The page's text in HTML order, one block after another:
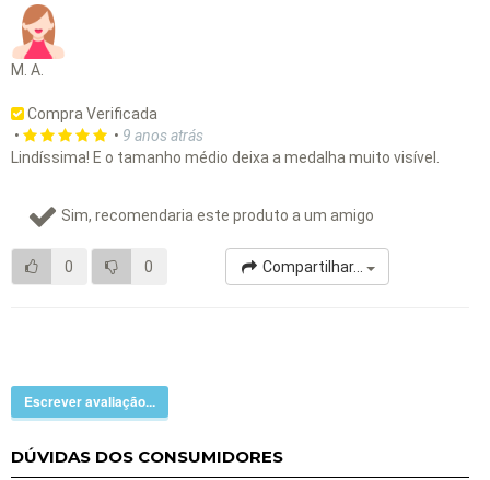
M. A.
Compra Verificada
•
• 9 anos atrás
Lindíssima! E o tamanho médio deixa a medalha muito visível.
Sim, recomendaria este produto a um amigo
0 0 Compartilhar...
Escrever avaliação...
DÚVIDAS DOS CONSUMIDORES